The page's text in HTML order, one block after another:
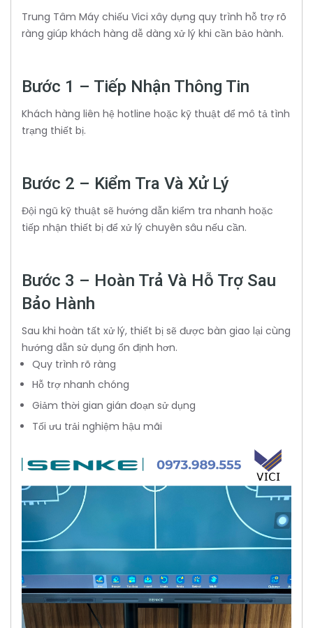
Trung Tâm Máy chiếu Vici xây dựng quy trình hỗ trợ rõ
ràng giúp khách hàng dễ dàng xử lý khi cần bảo hành.
Bước 1 – Tiếp Nhận Thông Tin
Khách hàng liên hệ hotline hoặc kỹ thuật để mô tả tình
trạng thiết bị.
Bước 2 – Kiểm Tra Và Xử Lý
Đội ngũ kỹ thuật sẽ hướng dẫn kiểm tra nhanh hoặc
tiếp nhận thiết bị để xử lý chuyên sâu nếu cần.
Bước 3 – Hoàn Trả Và Hỗ Trợ Sau
Bảo Hành
Sau khi hoàn tất xử lý, thiết bị sẽ được bàn giao lại cùng
hướng dẫn sử dụng ổn định hơn.
Quy trình rõ ràng
Hỗ trợ nhanh chóng
Giảm thời gian gián đoạn sử dụng
Tối ưu trải nghiệm hậu mãi